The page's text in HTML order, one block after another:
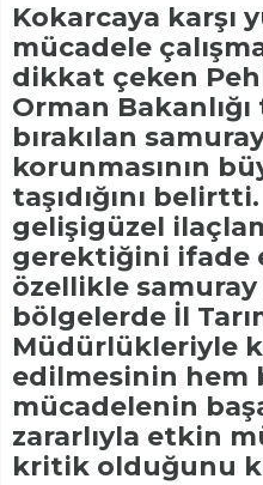
Kokarcaya karşı
mücadele
dikkat çeken
Orman
bırakılan
korunmasının
taşıdığını
gelişigüzel
gerektiğini ifade
özellikle samuray
bölgelerde İl
Müdürlükleriyle
edilmesinin hem
mücadelenin
zararlıyla etkin
kritik olduğunu